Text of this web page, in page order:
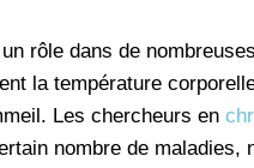
rôle dans de
la température
Les chercheurs en
nombre de maladies,